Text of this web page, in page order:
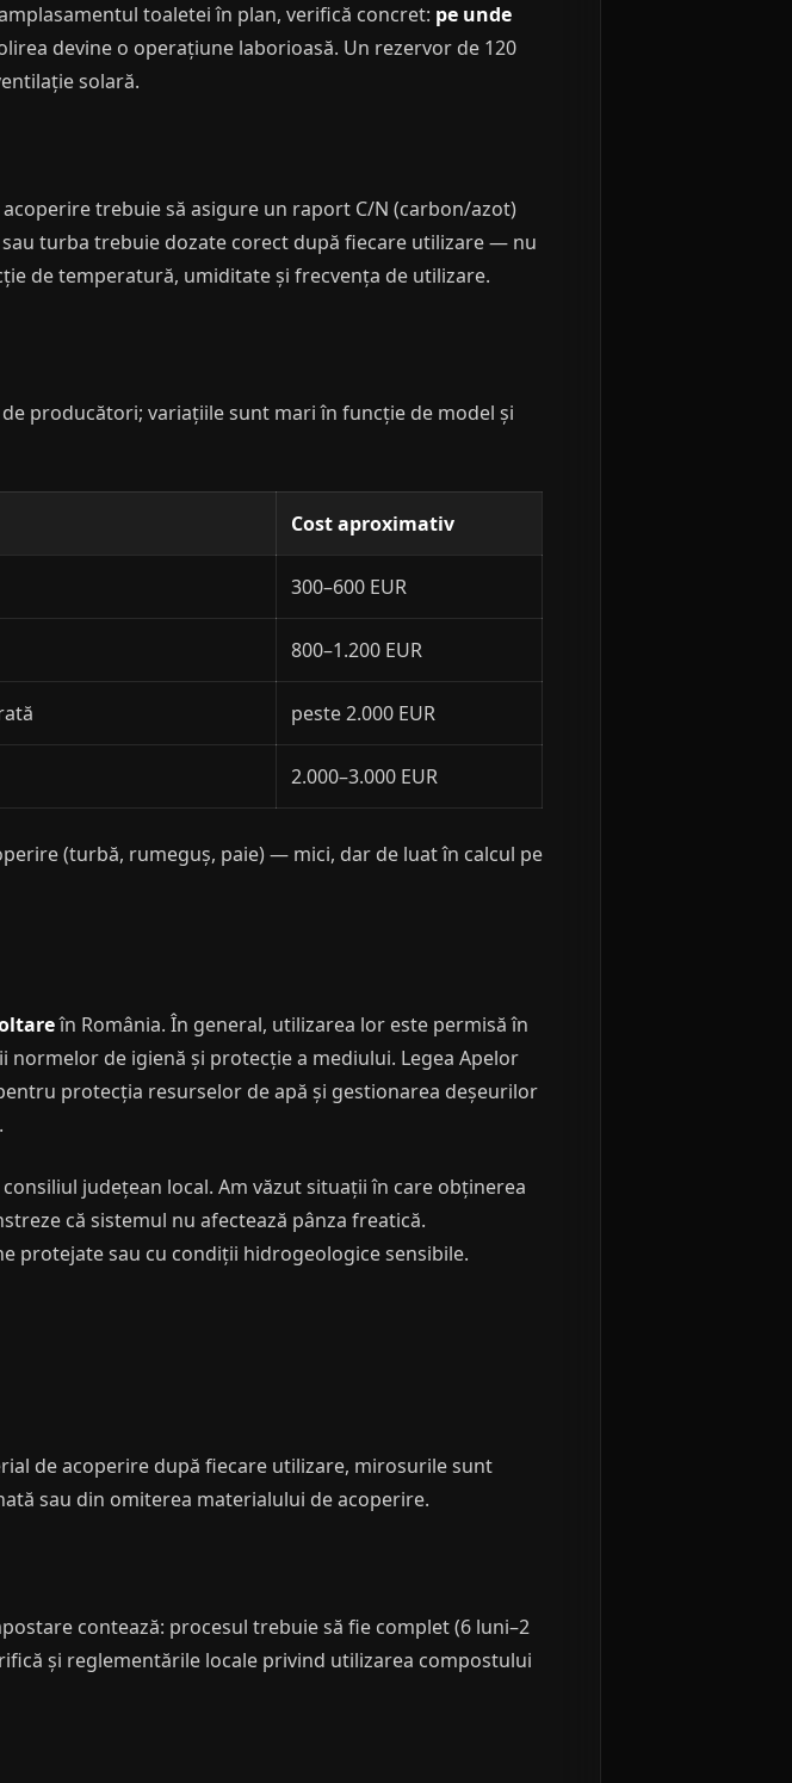
toaletei în plan, verifică concret: pe unde
devine o operațiune laborioasă. Un rezervor de 120
solară.
trebuie să asigure un raport C/N (carbon/azot)
turba trebuie dozate corect după fiecare utilizare — nu
de temperatură, umiditate și frecvența de utilizare.
producători; variațiile sunt mari în funcție de model și
Cost aproximativ
300–600 EUR
800–1.200 EUR
peste 2.000 EUR
2.000–3.000 EUR
(turbă, rumeguș, paie) — mici, dar de luat în calcul pe
în România. În general, utilizarea lor este permisă în
normelor de igienă și protecție a mediului. Legea Apelor
protecția resurselor de apă și gestionarea deșeurilor
județean local. Am văzut situații în care obținerea
că sistemul nu afectează pânza freatică.
protejate sau cu condiții hidrogeologice sensibile.
de acoperire după fiecare utilizare, mirosurile sunt
sau din omiterea materialului de acoperire.
contează: procesul trebuie să fie complet (6 luni–2
și reglementările locale privind utilizarea compostului